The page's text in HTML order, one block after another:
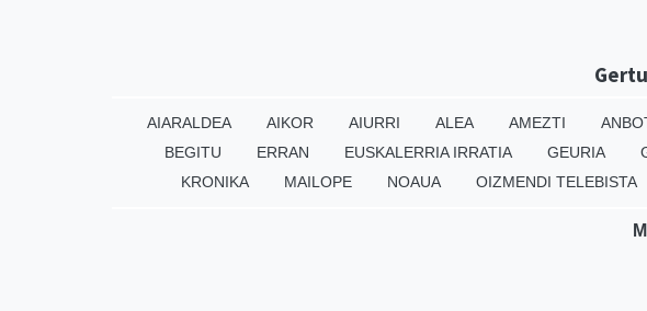
AIARALDEA AIKOR AIURRI ALEA AMEZTI
BEGITU
ERRAN EUSKALERRIA IRRATIA GEURIA
KRONIKA
MAILOPE NOAUA OIZMENDI TELEBISTA